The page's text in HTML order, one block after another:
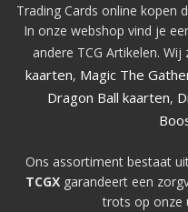
Trading Cards online kopen
In onze webshop vind je
andere TCG Artikelen.
kaarten, Magic The
Dragon Ball kaarten,
Ons assortiment bestaat
TCGXgarandeert een
trots op onze